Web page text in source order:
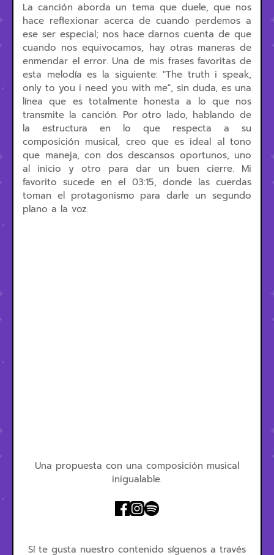
La canción aborda un tema que duele, que nos
hace reflexionar acerca de cuando perdemos a
ese ser especial; nos hace darnos cuenta de que
cuando nos equivocamos, hay otras maneras de
enmendar el error. Una de mis frases favoritas de
esta melodía es la siguiente: "The truth i speak,
only to you i need you with me", sin duda, es una
línea que es totalmente honesta a lo que nos
transmite la canción. Por otro lado, hablando de
la estructura en lo que respecta a su
composición musical, creo que es ideal al tono
que maneja, con dos descansos oportunos, uno
al inicio y otro para dar un buen cierre. Mi
favorito sucede en el 03:15, donde las cuerdas
toman el protagonismo para darle un segundo
plano a la voz.
Una propuesta con una composición musical
inigualable.
Sí te gusta nuestro contenido síguenos a través